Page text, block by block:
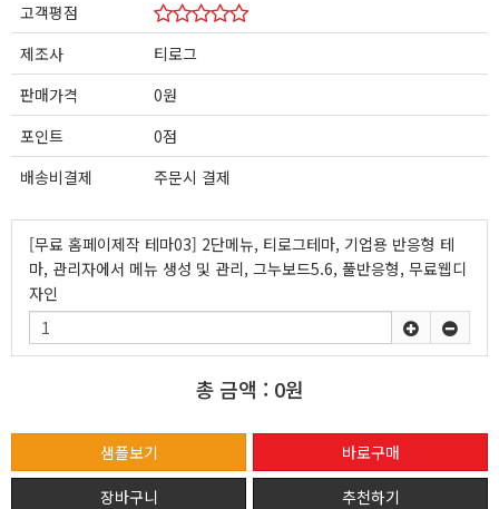
고객평점
제조사
티로그
판매가격
0원
포인트
0점
배송비결제
주문시 결제
[무료 홈페이제작 테마03] 2단메뉴, 티로그테마, 기업용 반응형 테
마, 관리자에서 메뉴 생성 및 관리, 그누보드5.6, 풀반응형, 무료웹디
자인
총 금액 : 0원
샘플보기
추천하기